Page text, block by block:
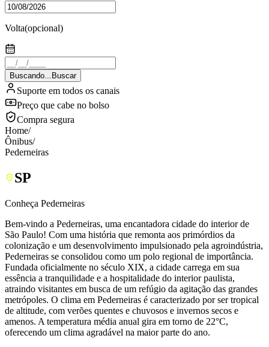
Volta(opcional)
Buscando... Buscar
Suporte em todos os canais
Preço que cabe no bolso
Compra segura
Home/
Ônibus/
Pederneiras
SP
Conheça Pederneiras
Bem-vindo a Pederneiras, uma encantadora cidade do interior de
São Paulo! Com uma história que remonta aos primórdios da
colonização e um desenvolvimento impulsionado pela agroindústria,
Pederneiras se consolidou como um polo regional de importância.
Fundada oficialmente no século XIX, a cidade carrega em sua
essência a tranquilidade e a hospitalidade do interior paulista,
atraindo visitantes em busca de um refúgio da agitação das grandes
metrópoles. O clima em Pederneiras é caracterizado por ser tropical
de altitude, com verões quentes e chuvosos e invernos secos e
amenos. A temperatura média anual gira em torno de 22°C,
oferecendo um clima agradável na maior parte do ano.